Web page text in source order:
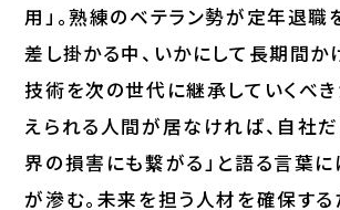
用」。熟練のベテラン勢が定年退職
差し掛かる中、いかにして長期間か
技術を次の世代に継承していくべき
えられる人間が居なければ、自社
界の損害にも繋がる」と語る言葉
が滲む。未来を担う人材を確保する